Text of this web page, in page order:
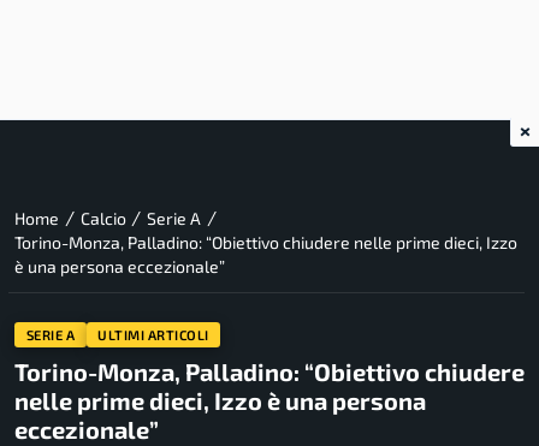
Home / Calcio / Serie A /
Torino-Monza, Palladino: “Obiettivo chiudere nelle prime dieci, Izzo
è una persona eccezionale”
SERIE A ULTIMI ARTICOLI
Torino-Monza, Palladino: “Obiettivo chiudere
nelle prime dieci, Izzo è una persona
eccezionale”
×